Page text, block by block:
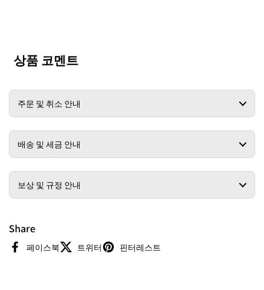
상품 코멘트
주문 및 취소 안내
배송 및 세금 안내
보상 및 규정 안내
Share
페이스북 트위터 핀터레스트